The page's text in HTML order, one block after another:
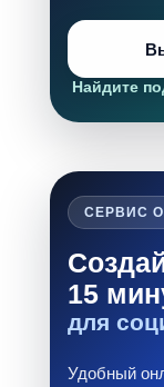
Найдите
СЕРВИС
15
для
Удобный